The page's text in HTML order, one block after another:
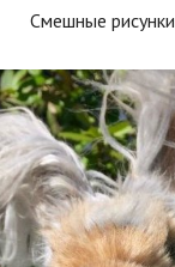
Смешные рисунки